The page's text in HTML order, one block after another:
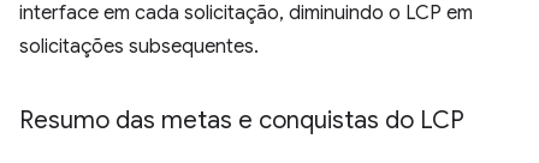
interface em cada solicitação, diminuindo o LCP em
solicitações subsequentes.
Resumo das metas e conquistas do LCP